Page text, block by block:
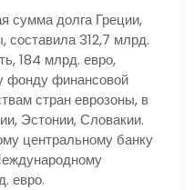
сумма долга Греции,
312,7 млрд.
184 млрд. евро,
фонду финансовой
стран еврозоны, в
Эстонии, Словакии.
центральному банку
евро.